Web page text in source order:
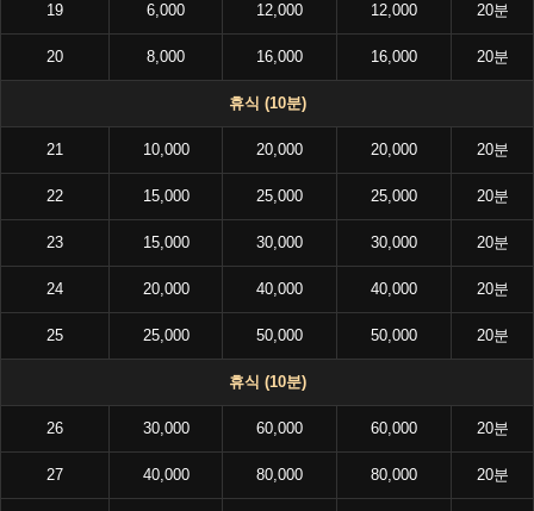
19 6,000 12,000 12,000 20분
20 8,000 16,000 16,000 20분
휴식 (10분)
21 10,000 20,000 20,000 20분
22 15,000 25,000 25,000 20분
23 15,000 30,000 30,000 20분
24 20,000 40,000 40,000 20분
25 25,000 50,000 50,000 20분
휴식 (10분)
26 30,000 60,000 60,000 20분
27 40,000 80,000 80,000 20분